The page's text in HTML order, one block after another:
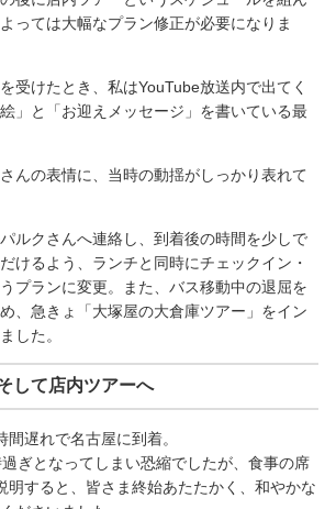
っては大幅なプラン修正が必要になりま
受けたとき、私はYouTube放送内で出てく
」と「お迎えメッセージ」を書いている最
んの表情に、当時の動揺がしっかり表れて
ルクさんへ連絡し、到着後の時間を少しで
けるよう、ランチと同時にチェックイン・
プランに変更。また、バス移動中の退屈を
、急きょ「大塚屋の大倉庫ツアー」をイン
した。
して店内ツアーへ
遅れで名古屋に到着。
ぎとなってしまい恐縮でしたが、食事の席
明すると、皆さま終始あたたかく、和やかな